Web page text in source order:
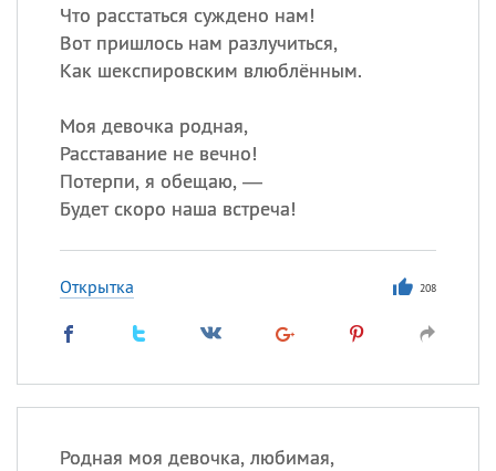
Что расстаться суждено нам!
Вот пришлось нам разлучиться,
Как шекспировским влюблённым.
Моя девочка родная,
Расставание не вечно!
Потерпи, я обещаю, —
Будет скоро наша встреча!
Открытка 208
Родная моя девочка, любимая,